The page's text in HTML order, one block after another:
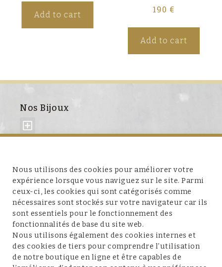
Add to cart
190 €
Add to cart
Nos Bijoux
À propos de nous
Service client
Nous utilisons des cookies pour améliorer votre
expérience lorsque vous naviguez sur le site. Parmi
ceux-ci, les cookies qui sont catégorisés comme
nécessaires sont stockés sur votre navigateur car ils
sont essentiels pour le fonctionnement des
fonctionnalités de base du site web.
Nous utilisons également des cookies internes et
des cookies de tiers pour comprendre l’utilisation
de notre boutique en ligne et être capables de